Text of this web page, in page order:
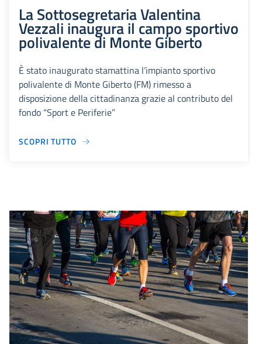
La Sottosegretaria Valentina
Vezzali inaugura il campo sportivo
polivalente di Monte Giberto
È stato inaugurato stamattina l’impianto sportivo
polivalente di Monte Giberto (FM) rimesso a
disposizione della cittadinanza grazie al contributo del
fondo “Sport e Periferie”
SCOPRI TUTTO